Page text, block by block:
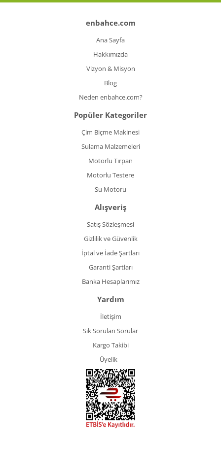
enbahce.com
Ana Sayfa
Hakkımızda
Vizyon & Misyon
Blog
Neden enbahce.com?
Popüler Kategoriler
Çim Biçme Makinesi
Sulama Malzemeleri
Motorlu Tırpan
Motorlu Testere
Su Motoru
Alışveriş
Satış Sözleşmesi
Gizlilik ve Güvenlik
İptal ve İade Şartları
Garanti Şartları
Banka Hesaplarımız
Yardım
İletişim
Sık Sorulan Sorular
Kargo Takibi
Üyelik